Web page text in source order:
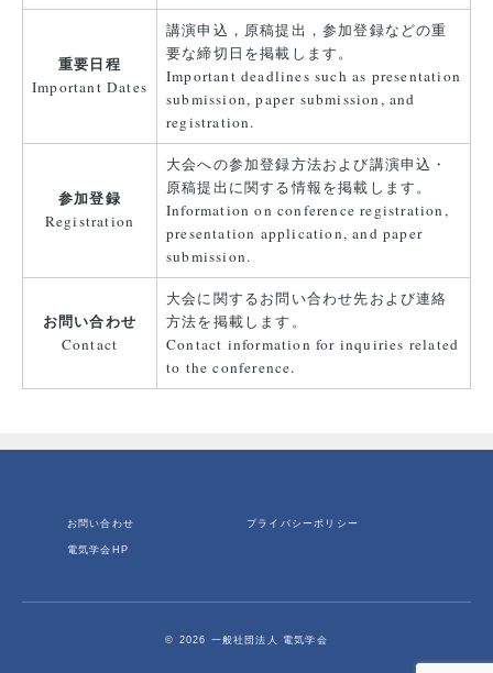
重要日程
Important Dates
講演申込，原稿提出，参加登録などの重
要な締切日を掲載します。
Important deadlines such as presentation
submission, paper submission, and
registration.
参加登録
Registration
大会への参加登録方法および講演申込・
原稿提出に関する情報を掲載します。
Information on conference registration,
presentation application, and paper
submission.
お問い合わせ
Contact
大会に関するお問い合わせ先および連絡
方法を掲載します。
Contact information for inquiries related
to the conference.
お問い合わせ プライバシーポリシー
電気学会HP
© 2026 一般社団法人 電気学会